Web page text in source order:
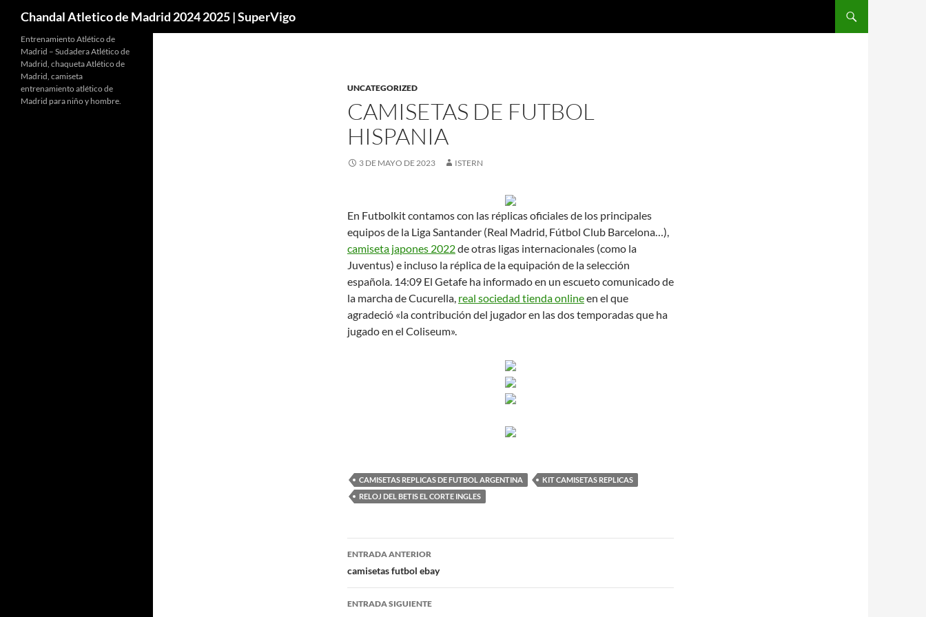
Chandal Atletico de Madrid 2024 2025 | SuperVigo
UNCATEGORIZED
CAMISETAS DE FUTBOL
HISPANIA
3 DE MAYO DE 2023 ISTERN
En Futbolkit contamos con las réplicas oficiales de los principales
equipos de la Liga Santander (Real Madrid, Fútbol Club Barcelona…),
camiseta japones 2022de otras ligas internacionales (como la
Juventus) e incluso la réplica de la equipación de la selección
española. 14:09 El Getafe ha informado en un escueto comunicado de
la marcha de Cucurella, real sociedad tienda onlineen el que
agradeció «la contribución del jugador en las dos temporadas que ha
jugado en el Coliseum».
CAMISETAS REPLICAS DE FUTBOL ARGENTINA
KIT CAMISETAS REPLICAS
RELOJ DEL BETIS EL CORTE INGLES
Navegación
de
entradas
ENTRADA ANTERIOR
camisetas futbol ebay
ENTRADA SIGUIENTE
Entrenamiento Atlético de
Madrid – Sudadera Atlético de
Madrid, chaqueta Atlético de
Madrid, camiseta
entrenamiento atlético de
Madrid para niño y hombre.